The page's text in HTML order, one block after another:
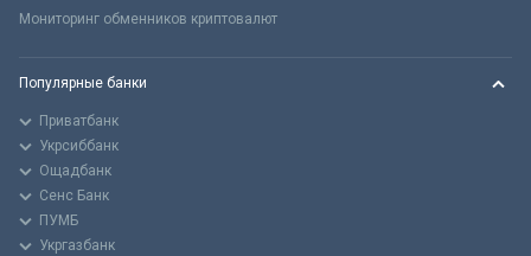
Мониторинг обменников криптовалют
Популярные банки
Приватбанк
Укрсиббанк
Ощадбанк
Сенс Банк
ПУМБ
Укргазбанк